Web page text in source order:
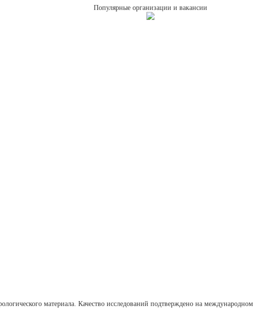
Популярные организации и вакансии
материала. Качество исследований подтверждено на международном